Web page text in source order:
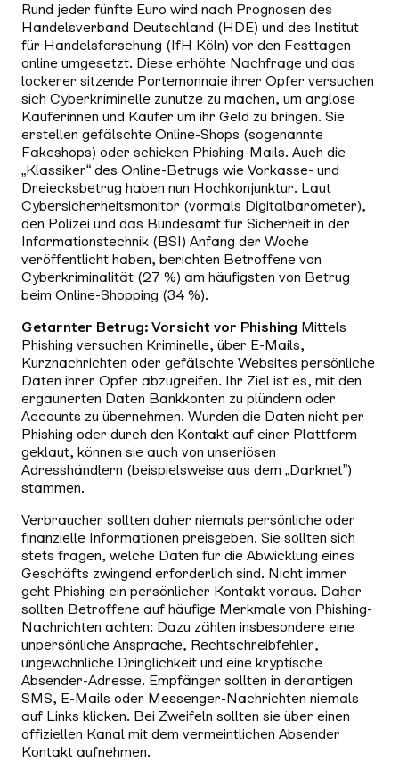
Rund jeder fünfte Euro wird nach Prognosen des
Handelsverband Deutschland (HDE) und des Institut
für Handelsforschung (IfH Köln) vor den Festtagen
online umgesetzt. Diese erhöhte Nachfrage und das
lockerer sitzende Portemonnaie ihrer Opfer versuchen
sich Cyberkriminelle zunutze zu machen, um arglose
Käuferinnen und Käufer um ihr Geld zu bringen. Sie
erstellen gefälschte Online-Shops (sogenannte
Fakeshops) oder schicken Phishing-Mails. Auch die
„Klassiker“ des Online-Betrugs wie Vorkasse- und
Dreiecksbetrug haben nun Hochkonjunktur. Laut
Cybersicherheitsmonitor (vormals Digitalbarometer),
den Polizei und das Bundesamt für Sicherheit in der
Informationstechnik (BSI) Anfang der Woche
veröffentlicht haben, berichten Betroffene von
Cyberkriminalität (27 %) am häufigsten von Betrug
beim Online-Shopping (34 %).
Getarnter Betrug: Vorsicht vor Phishing Mittels
Phishing versuchen Kriminelle, über E-Mails,
Kurznachrichten oder gefälschte Websites persönliche
Daten ihrer Opfer abzugreifen. Ihr Ziel ist es, mit den
ergaunerten Daten Bankkonten zu plündern oder
Accounts zu übernehmen. Wurden die Daten nicht per
Phishing oder durch den Kontakt auf einer Plattform
geklaut, können sie auch von unseriösen
Adresshändlern (beispielsweise aus dem „Darknet”)
stammen.
Verbraucher sollten daher niemals persönliche oder
finanzielle Informationen preisgeben. Sie sollten sich
stets fragen, welche Daten für die Abwicklung eines
Geschäfts zwingend erforderlich sind. Nicht immer
geht Phishing ein persönlicher Kontakt voraus. Daher
sollten Betroffene auf häufige Merkmale von Phishing-
Nachrichten achten: Dazu zählen insbesondere eine
unpersönliche Ansprache, Rechtschreibfehler,
ungewöhnliche Dringlichkeit und eine kryptische
Absender-Adresse. Empfänger sollten in derartigen
SMS, E-Mails oder Messenger-Nachrichten niemals
auf Links klicken. Bei Zweifeln sollten sie über einen
offiziellen Kanal mit dem vermeintlichen Absender
Kontakt aufnehmen.